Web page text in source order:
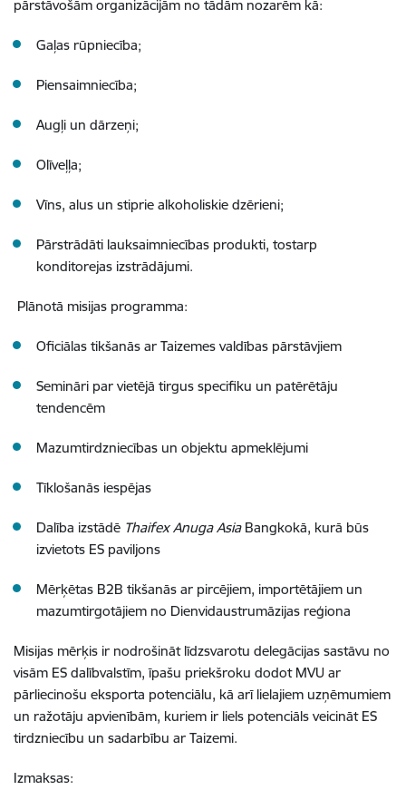
pārstāvošām organizācijām no tādām nozarēm kā:
Gaļas rūpniecība;
Piensaimniecība;
Augļi un dārzeņi;
Olīveļļa;
Vīns, alus un stiprie alkoholiskie dzērieni;
Pārstrādāti lauksaimniecības produkti, tostarp
konditorejas izstrādājumi.
Plānotā misijas programma:
Oficiālas tikšanās ar Taizemes valdības pārstāvjiem
Semināri par vietējā tirgus specifiku un patērētāju
tendencēm
Mazumtirdzniecības un objektu apmeklējumi
Tīklošanās iespējas
Dalība izstādē Thaifex Anuga AsiaBangkokā, kurā būs
izvietots ES paviljons
Mērķētas B2B tikšanās ar pircējiem, importētājiem un
mazumtirgotājiem no Dienvidaustrumāzijas reģiona
Misijas mērķis ir nodrošināt līdzsvarotu delegācijas sastāvu no
visām ES dalībvalstīm, īpašu priekšroku dodot MVU ar
pārliecinošu eksporta potenciālu, kā arī lielajiem uzņēmumiem
un ražotāju apvienībām, kuriem ir liels potenciāls veicināt ES
tirdzniecību un sadarbību ar Taizemi.
Izmaksas: